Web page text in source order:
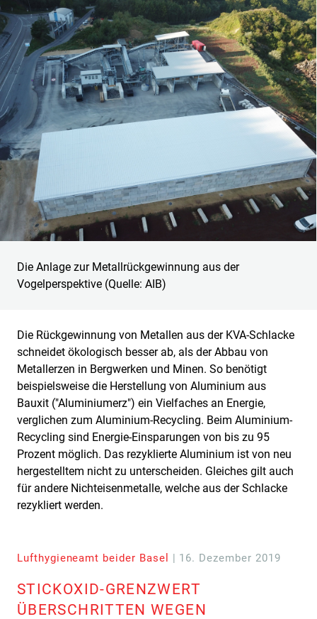
Die Anlage zur Metallrückgewinnung aus der
Vogelperspektive (Quelle: AIB)
Die Rückgewinnung von Metallen aus der KVA-Schlacke
schneidet ökologisch besser ab, als der Abbau von
Metallerzen in Bergwerken und Minen. So benötigt
beispielsweise die Herstellung von Aluminium aus
Bauxit ("Aluminiumerz") ein Vielfaches an Energie,
verglichen zum Aluminium-Recycling. Beim Aluminium-
Recycling sind Energie-Einsparungen von bis zu 95
Prozent möglich. Das rezyklierte Aluminium ist von neu
hergestelltem nicht zu unterscheiden. Gleiches gilt auch
für andere Nichteisenmetalle, welche aus der Schlacke
rezykliert werden.
Lufthygieneamt beider Basel | 16. Dezember 2019
STICKOXID-GRENZWERT
ÜBERSCHRITTEN WEGEN